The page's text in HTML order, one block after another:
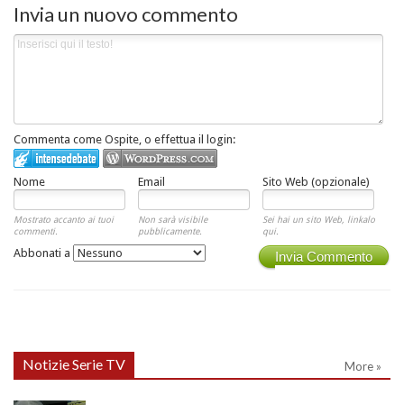
Invia un nuovo commento
Commenta come Ospite, o effettua il login:
Nome Email Sito Web (opzionale)
Mostrato accanto ai tuoi
commenti.
Non sarà visibile
pubblicamente.
Sei hai un sito Web, linkalo
qui.
Invia Commento
Abbonati a
Notizie Serie TV More »